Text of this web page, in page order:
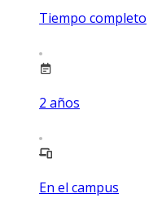
Tiempo completo
2 años
En el campus